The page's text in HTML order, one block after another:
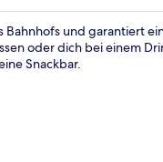
Bahnhofs und garantiert
oder dich bei einem
Snackbar.